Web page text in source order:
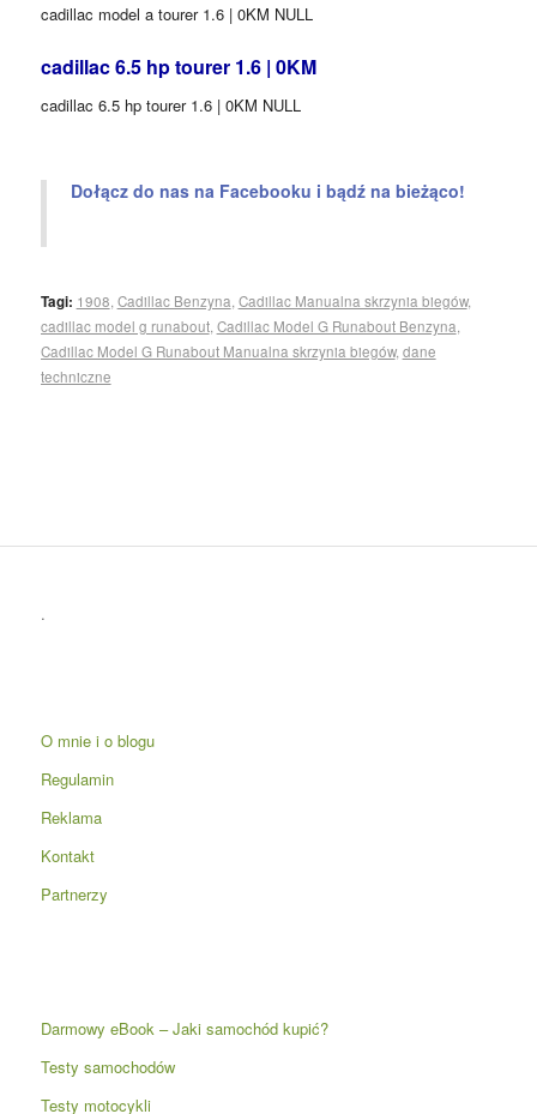
cadillac model a tourer 1.6 | 0KM NULL
cadillac 6.5 hp tourer 1.6 | 0KM
cadillac 6.5 hp tourer 1.6 | 0KM NULL
Dołącz do nas na Facebooku i bądź na bieżąco!
Tagi: 1908 Cadillac Benzyna Cadillac Manualna skrzynia biegów,
cadillac model g runabout, Cadillac Model G Runabout Benzyna
Cadillac Model G Runabout Manualna skrzynia biegów, dane
techniczne
.
O mnie i o blogu
Regulamin
Reklama
Kontakt
Partnerzy
Darmowy eBook – Jaki samochód kupić?
Testy samochodów
Testy motocykli